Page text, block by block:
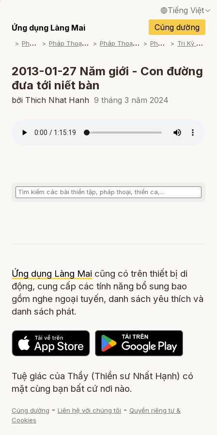
Tiếng Việt
English / Tiếng Anh
Français / Tiếng Pháp
Español / Tiếng Tây Ban Nha
Deutsch / Tiếng Đức
Italiano / Tiếng Ý
Ứng dụng Làng Mai
Cúng dường
P
háp Thoại P
háp Thoại Thiền Sư Thích Nhất Hạnh P
háp Thoại Theo Bộ An Cư Kiết Đông P
háp Thoại Mp3 T
ri Kỷ Của Bụt (2012 - 2013)
2013-01-27 Năm giới - Con đường
đưa tới niết bàn
bởi Thich Nhat Hanh 9 tháng 3 năm 2024
Ứng dụng Làng Mai cũng có trên thiết bị di
động, cung cấp các tính năng bổ sung bao
gồm nghe ngoại tuyến, danh sách yêu thích và
danh sách phát.
Tuệ giác của Thầy (Thiền sư Nhất Hạnh) có
mặt cùng bạn bất cứ nơi nào.
Cúng dường - Liên hệ với chúng tôi - Quyền riêng tư &
Cookies